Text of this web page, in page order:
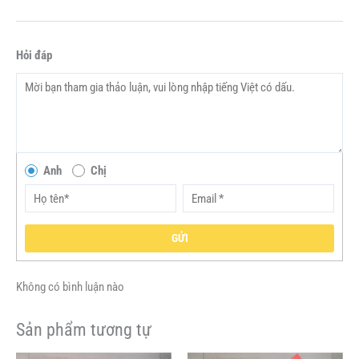
Hỏi đáp
Anh Chị
GỬI
Không có bình luận nào
Sản phẩm tương tự